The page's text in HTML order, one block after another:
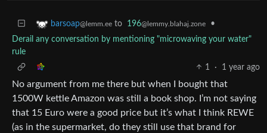
barsoap@lemm.ee to 196@lemmy.blahaj.zone
•
Derail any conversation by mentioning "microwaving your water"
rule
1
· 1 year ago
No argument from me there but when I bought that
1500W kettle Amazon was still a book shop. I’m not saying
that 15 Euro were a good price but it’s what I think REWE
(as in the supermarket, do they still use that brand for